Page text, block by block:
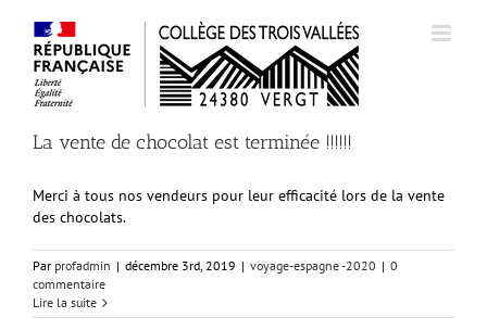
contenu
La vente de chocolat est terminée !!!!!!
Merci à tous nos vendeurs pour leur efficacité lors de la vente
des chocolats.
Par profadmin | décembre 3rd, 2019 | voyage-espagne -2020 | 0
commentaire
Lire la suite